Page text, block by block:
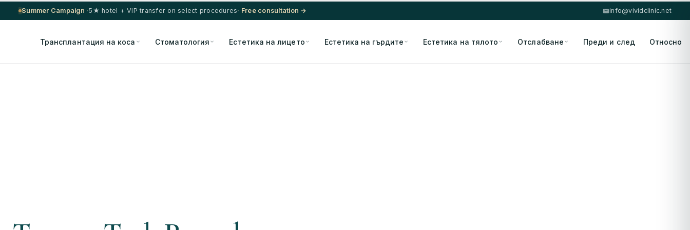
Summer Campaign ·5★ hotel + VIP transfer on select procedures· Free consultation → info@vividclinic.net
Трансплантация на коса Стоматология Естетика на лицето Естетика на гърдите Естетика на тялото Отслабване Преди и след Относно